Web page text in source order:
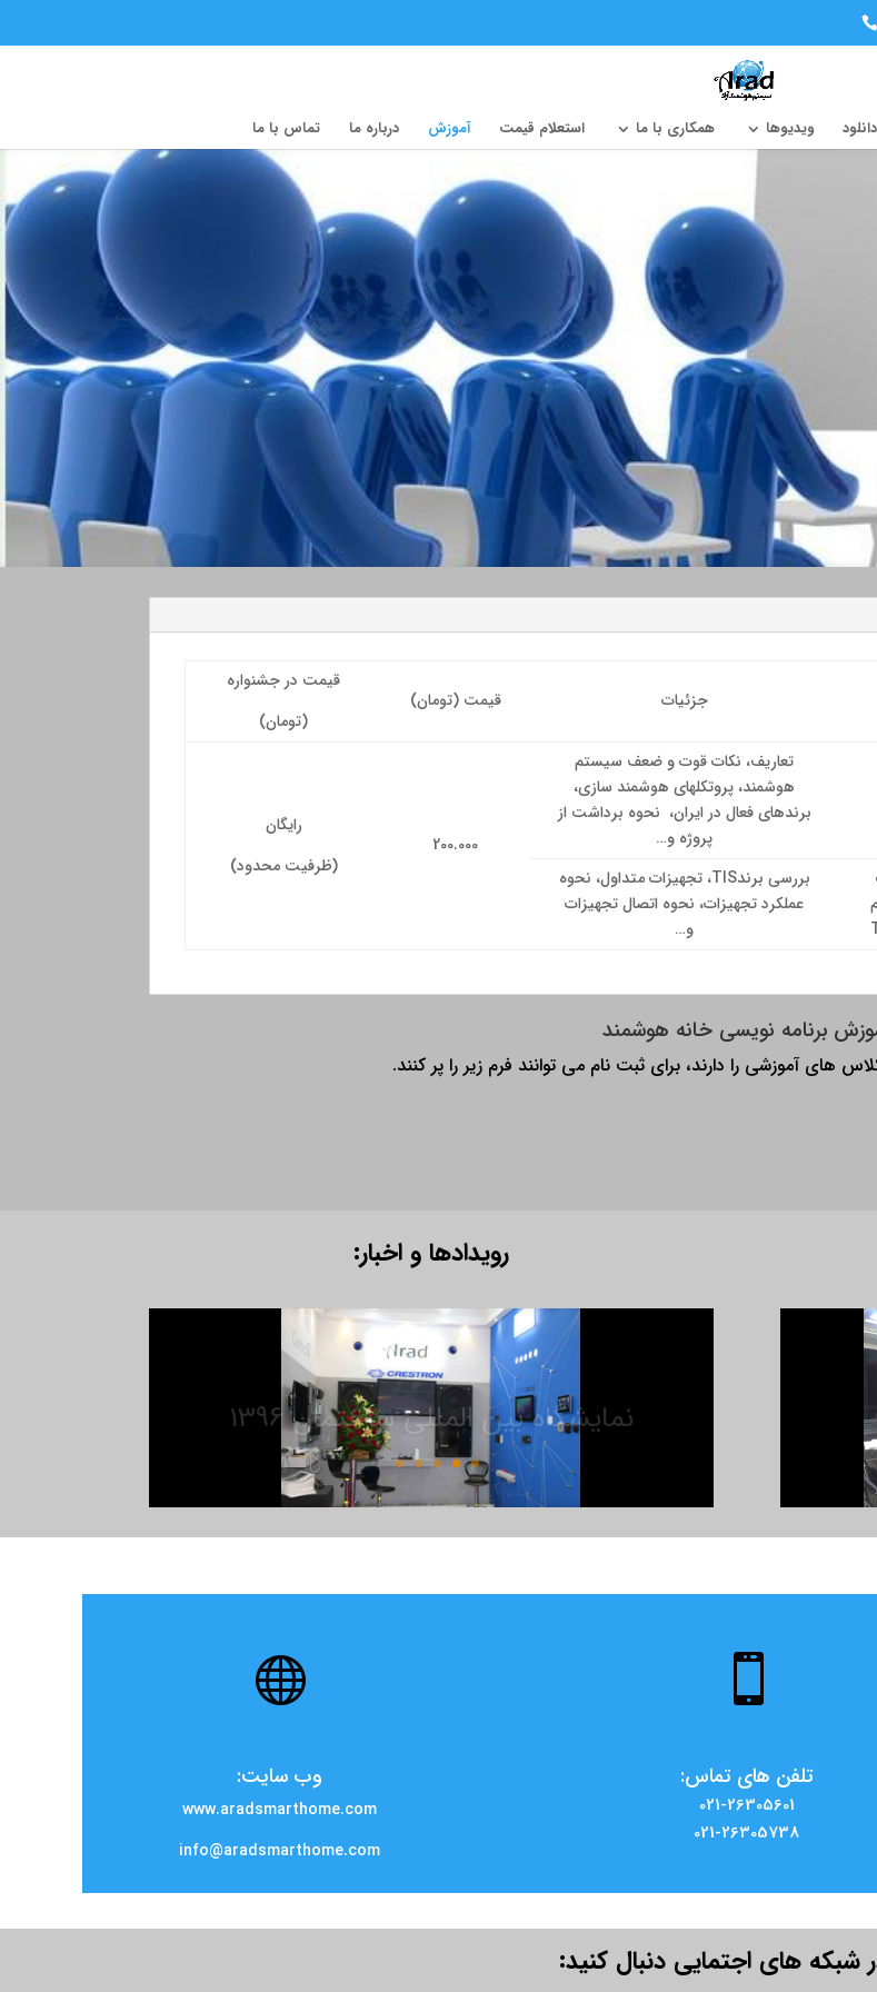
دانلود ویدیوها همکاری با ما استعلام قیمت آموزش درباره ما تماس با ما
جزئیات قیمت (تومان)
قیمت در جشنواره
(تومان)
تعاریف، نکات قوت و ضعف سیستم
هوشمند، پروتکلهای هوشمند سازی،
برندهای فعال در ایران، نحوه برداشت از
پروژه و…
200.000
رایگان
(ظرفیت محدود)
بررسی برندTIS، تجهیزات متداول، نحوه
عملکرد تجهیزات، نحوه اتصال تجهیزات
و…
برنامه نویسی خانه هوشمند
های آموزشی را دارند، برای ثبت نام می توانند فرم زیر را پر کنند.
رویدادها و اخبار:
نمایشگاه بین المللی ساختمان 1396

وب سایت:
www.aradsmarthome.com
info@aradsmarthome.com

تلفن های تماس:
021-26305601
021-26305738
شبکه های اجتمایی دنبال کنید: